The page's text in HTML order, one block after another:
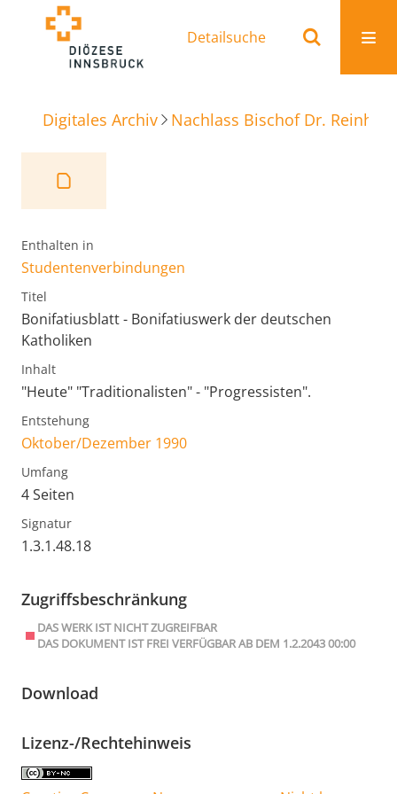
Detailsuche
Digitales Archiv Nachlass Bischof Dr.
Enthalten in
Studentenverbindungen
Titel
Bonifatiusblatt - Bonifatiuswerk der deutschen
Katholiken
Inhalt
"Heute" "Traditionalisten" - "Progressisten".
Entstehung
Oktober/Dezember 1990
Umfang
4 Seiten
Signatur
1.3.1.48.18
Zugriffsbeschränkung
DAS WERK IST NICHT ZUGREIFBAR
DAS DOKUMENT IST FREI VERFÜGBAR AB DEM 1.2.2043 00:00
Download
Lizenz-/Rechtehinweis